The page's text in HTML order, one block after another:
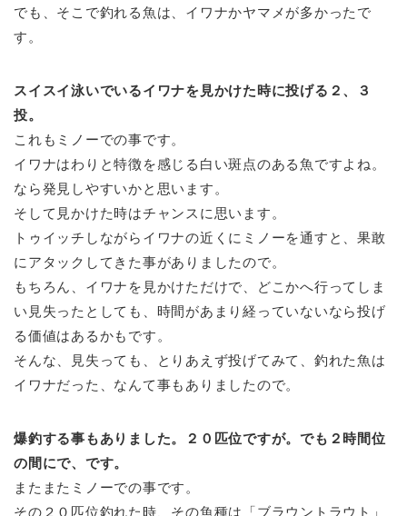
でも、そこで釣れる魚は、イワナかヤマメが多かったで
す。
スイスイ泳いでいるイワナを見かけた時に投げる２、３
投。
これもミノーでの事です。
イワナはわりと特徴を感じる白い斑点のある魚ですよね。
なら発見しやすいかと思います。
そして見かけた時はチャンスに思います。
トゥイッチしながらイワナの近くにミノーを通すと、果敢
にアタックしてきた事がありましたので。
もちろん、イワナを見かけただけで、どこかへ行ってしま
い見失ったとしても、時間があまり経っていないなら投げ
る価値はあるかもです。
そんな、見失っても、とりあえず投げてみて、釣れた魚は
イワナだった、なんて事もありましたので。
爆釣する事もありました。２０匹位ですが。でも２時間位
の間にで、です。
またまたミノーでの事です。
その２０匹位釣れた時、その魚種は「ブラウントラウト」